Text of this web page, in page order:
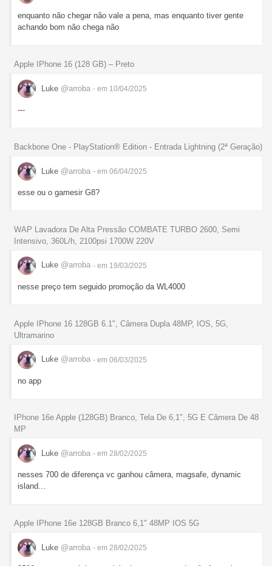
enquanto não chegar não vale a pena, mas enquanto tiver gente
achando bom não chega não
Apple IPhone 16 (128 GB) – Preto
Luke @arroba - em 10/04/2025
---
Backbone One - PlayStation® Edition - Entrada Lightning (2ª Geração)
Luke @arroba - em 06/04/2025
esse ou o gamesir G8?
WAP Lavadora De Alta Pressão COMBATE TURBO 2600, Semi
Intensivo, 360L/h, 2100psi 1700W 220V
Luke @arroba - em 19/03/2025
nesse preço tem seguido promoção da WL4000
Apple IPhone 16 128GB 6.1", Câmera Dupla 48MP, IOS, 5G,
Ultramarino
Luke @arroba - em 06/03/2025
no app
IPhone 16e Apple (128GB) Branco, Tela De 6,1", 5G E Câmera De 48
MP
Luke @arroba - em 28/02/2025
nesses 700 de diferença vc ganhou câmera, magsafe, dynamic
island...
Apple IPhone 16e 128GB Branco 6,1" 48MP IOS 5G
Luke @arroba - em 28/02/2025